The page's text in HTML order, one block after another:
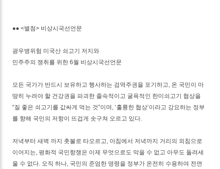
●● <별첨> 비상시국선언문
광우병위험 미국산 쇠고기 저지와
민주주의 쟁취를 위한 6월 비상시국선언문
모든 국가가 반드시 보유하고 행사하는 검역주권을 포기하고, 온 국민이 마
땅히 누려야 할 건강권을 파괴한 졸속적이고 굴욕적인 한미쇠고기 협상을
“질 좋은 쇠고기를 값싸게 먹는 것”이며, ‘훌륭한 협상’이라고 강요하는 정부
를 향해 국민의 저항이 뜨겁게 솟구쳐 오르고 있다.
저녁부터 새벽 까지 촛불로 타오르고, 아침에서 저녁까지 거리의 외침으로
이어지는, 평화적 국민항쟁은 이제 무엇으로도 막을 수 없고 아무도 돌려세
울 수 없다. 오직 하나, 국민의 준엄한 명령을 정부가 온전히 수용하여 전면